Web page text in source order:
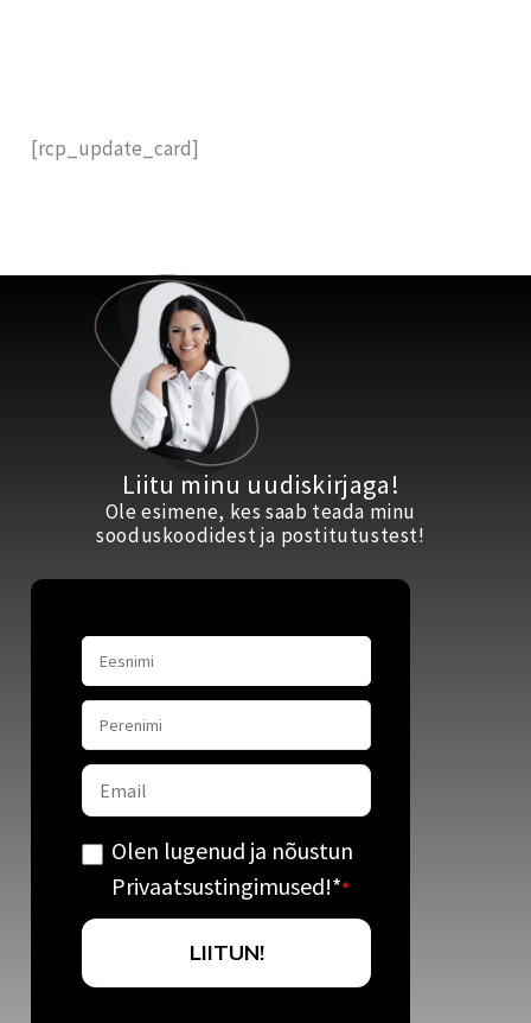
[rcp_update_card]
Liitu minu uudiskirjaga!
Ole esimene, kes saab teada minu
sooduskoodidest ja postitutustest!
Olen lugenud ja nõustun
Privaatsustingimused!**
LIITUN!